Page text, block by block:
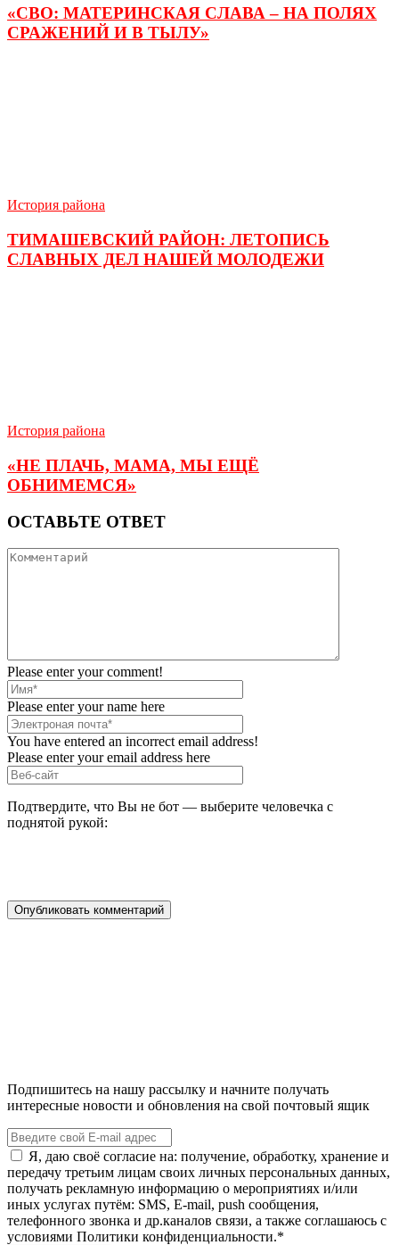
«СВО: МАТЕРИНСКАЯ СЛАВА – НА ПОЛЯХ
СРАЖЕНИЙ И В ТЫЛУ»
История района
ТИМАШЕВСКИЙ РАЙОН: ЛЕТОПИСЬ
СЛАВНЫХ ДЕЛ НАШЕЙ МОЛОДЕЖИ
История района
«НЕ ПЛАЧЬ, МАМА, МЫ ЕЩЁ
ОБНИМЕМСЯ»
ОСТАВЬТЕ ОТВЕТ
Please enter your comment!
Please enter your name here
You have entered an incorrect email address!
Please enter your email address here
Подтвердите, что Вы не бот — выберите человечка с
поднятой рукой:
Подпишитесь на нашу рассылку и начните получать
интересные новости и обновления на свой почтовый ящик
Я, даю своё согласие на: получение, обработку, хранение и
передачу третьим лицам своих личных персональных данных,
получать рекламную информацию о мероприятиях и/или
иных услугах путём: SMS, E-mail, push сообщения,
телефонного звонка и др.каналов связи, а также соглашаюсь с
условиями Политики конфиденциальности.*